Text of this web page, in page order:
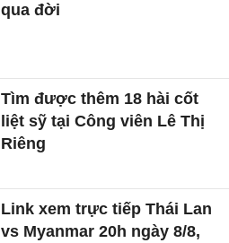
qua đời
Tìm được thêm 18 hài cốt
liệt sỹ tại Công viên Lê Thị
Riêng
Link xem trực tiếp Thái Lan
vs Myanmar 20h ngày 8/8,